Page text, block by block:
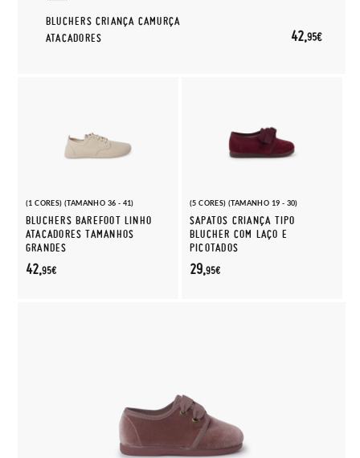
BLUCHERS CRIANÇA CAMURÇA
ATACADORES
42,95€
(1 CORES) (TAMANHO 36 - 41)
BLUCHERS BAREFOOT LINHO
ATACADORES TAMANHOS
GRANDES
42,95€
(5 CORES) (TAMANHO 19 - 30)
SAPATOS CRIANÇA TIPO
BLUCHER COM LAÇO E
PICOTADOS
29,95€